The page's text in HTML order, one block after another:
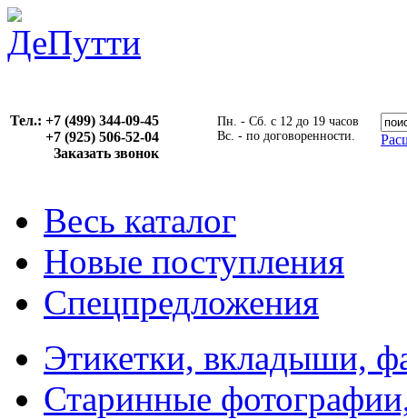
Тел.: +7 (499) 344-09-45
(925) 506-52-04
Заказать звонок
Пн. - Сб. с 12 до 19 часов
Вс. - по договоренности.
Весь каталог
Новые поступления
Спецпредложения
Этикетки, вкладыши,
Старинные